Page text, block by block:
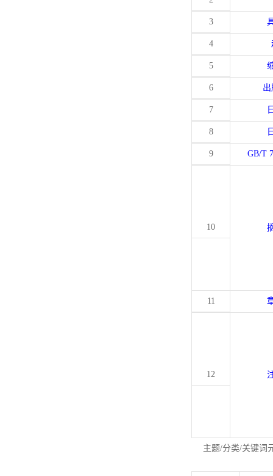
3
4
5
6
7
8
9 GB/T
10
11
12
主题/分类/关键词